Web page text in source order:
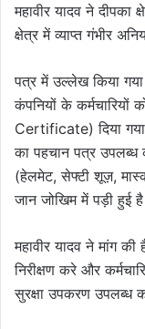
महावीर यादव ने
क्षेत्र में व्याप्त गंभीर
पत्र में उल्लेख किया गया
कंपनियों के
Certificate) दिया गया
का पहचान पत्र उपलब्ध
(हेलमेट, सेफ्टी शूज़,
जान जोखिम में पड़ी हुई
महावीर यादव ने मांग
निरीक्षण करे और
सुरक्षा उपकरण उपलब्ध